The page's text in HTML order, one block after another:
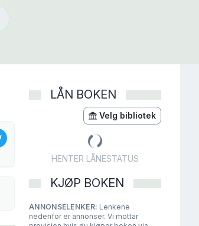
LÅN BOKEN
Velg bibliotek
HENTER LÅNESTATUS
KJØP BOKEN
ANNONSELENKER: Lenkene
nedenfor er annonser. Vi mottar